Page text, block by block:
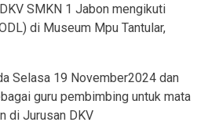
SMKN 1 Jabon mengikuti
di Museum Mpu Tantular,
Selasa 19 November2024 dan
guru pembimbing untuk mata
di Jurusan DKV